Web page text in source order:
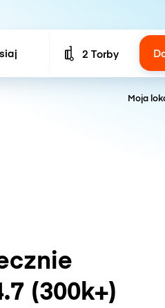
Number of bags
2 Torby
Moja
(300k+)